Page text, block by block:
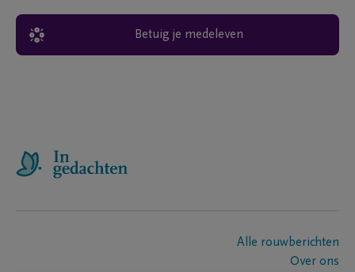
Betuig je medeleven
Alle rouwberichten
Over ons